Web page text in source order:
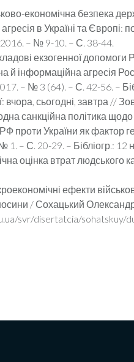
економічна безпека
агресія в Україні та
– № 9-10. – С. 38-44.
екзогенної
й інформаційна агресія
– № 3 (64). – С. 42-56. –
вчора, сьогодні, завтра //
санкційна політика щодо
проти України як фактор
– С. 20-29. – Бібліогр.: 12
оцінка втрат людського
ефекти
/ Сохацький
svr/disertatcia/sohatskuy/